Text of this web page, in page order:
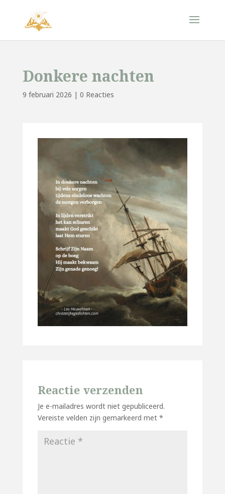
Donkere nachten
9 februari 2026 | 0 Reacties
Reactie verzenden
Je e-mailadres wordt niet gepubliceerd.
Vereiste velden zijn gemarkeerd met *